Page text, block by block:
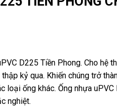
D225 Tiền Phong. Cho hệ
kỷ qua. Khiến chúng trở
loại ống khác. Ống nhựa
nghiệt.